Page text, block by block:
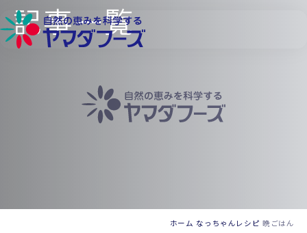
本文へ移動
記事一覧
ホーム なっちゃんレシピ 晩ごはん